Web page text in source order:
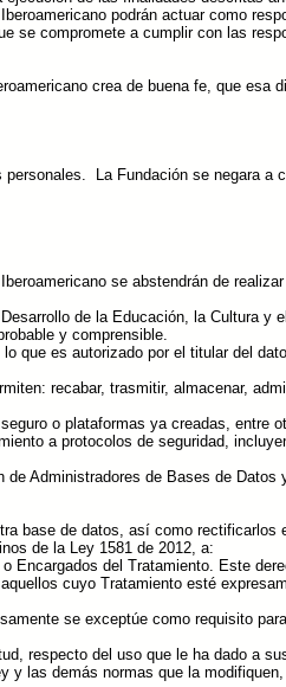
podrán actuar como
se compromete a cumplir con las
crea de buena fe, que esa
La Fundación se negara a
se abstendrán de
de la Educación, la Cultura y
y comprensible.
que es autorizado por el titular del
recabar, trasmitir, almacenar,
o plataformas ya creadas, entre
a protocolos de seguridad,
Administradores de Bases de Datos
base de datos, así como rectificarlos
de la Ley 1581 de 2012, a:
Encargados del Tratamiento. Este
cuyo Tratamiento esté
se exceptúe como requisito
respecto del uso que le ha dado a
y las demás normas que la